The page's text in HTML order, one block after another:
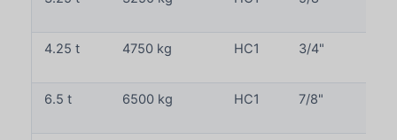
4.25 t 4750 kg HC1 3/4"
6.5 t 6500 kg HC1 7/8"